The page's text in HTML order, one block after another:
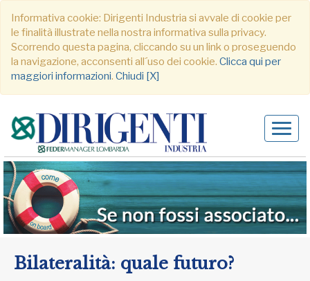
Informativa cookie: Dirigenti Industria si avvale di cookie per
le finalità illustrate nella nostra informativa sulla privacy.
Scorrendo questa pagina, cliccando su un link o proseguendo
la navigazione, acconsenti all´uso dei cookie. Clicca qui per
maggiori informazioni. Chiudi [X]
Bilateralità: quale futuro?